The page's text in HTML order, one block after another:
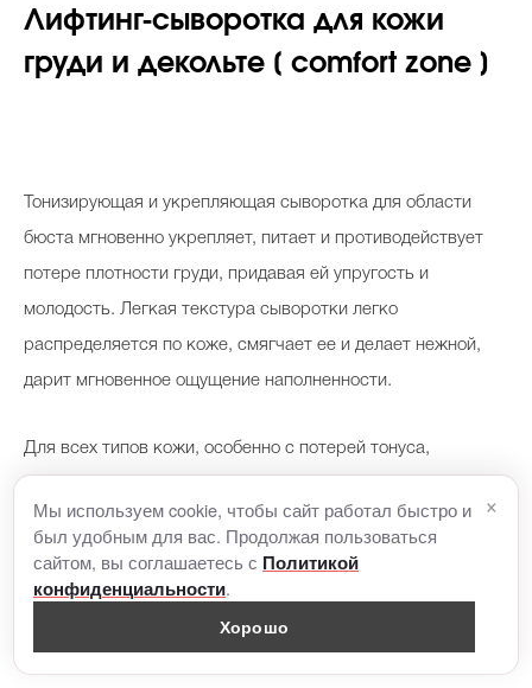
Лифтинг-сыворотка для кожи
груди и декольте [ comfort zone ]
Тонизирующая и укрепляющая сыворотка для области
бюста мгновенно укрепляет, питает и противодействует
потере плотности груди, придавая ей упругость и
молодость. Легкая текстура сыворотки легко
распределяется по коже, смягчает ее и делает нежной,
дарит мгновенное ощущение наполненности.
Для всех типов кожи, особенно с потерей тонуса,
решение для восстановления упругости кожи после
грудного вскармливания или интенсивных программ
снижения веса.
Мы используем cookie, чтобы сайт работал быстро и
был удобным для вас. Продолжая пользоваться
сайтом, вы соглашаетесь с Политикой
конфиденциальности.
Хорошо
×